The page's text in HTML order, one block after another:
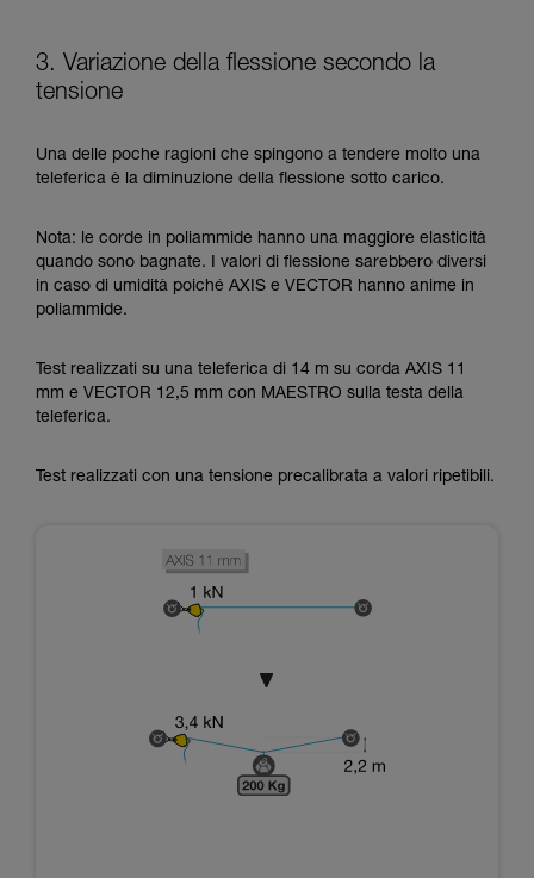
3. Variazione della flessione secondo la
tensione
Una delle poche ragioni che spingono a tendere molto una
teleferica è la diminuzione della flessione sotto carico.
Nota: le corde in poliammide hanno una maggiore elasticità
quando sono bagnate. I valori di flessione sarebbero diversi
in caso di umidità poiché AXIS e VECTOR hanno anime in
poliammide.
Test realizzati su una teleferica di 14 m su corda AXIS 11
mm e VECTOR 12,5 mm con MAESTRO sulla testa della
teleferica.
Test realizzati con una tensione precalibrata a valori ripetibili.